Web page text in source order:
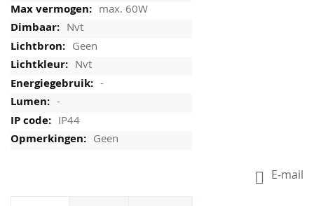
max. 60W
Nvt
Geen
Nvt
-
-
IP44
Geen
E-mail